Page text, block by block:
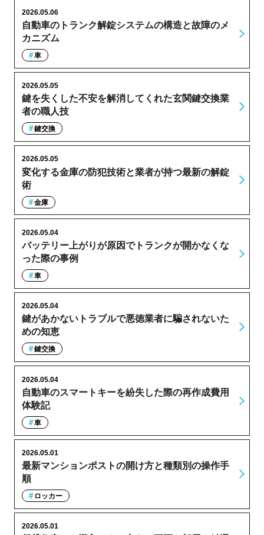
自動車のトランク解錠システムの構造と故障のメ
カニズム
2026.05.06
車
鍵を失くした不安を解消してくれた玄関鍵交換業
者の職人技
2026.05.05
鍵交換
変化する金庫の防犯技術と業者が持つ最新の解錠
術
2026.05.05
金庫
バッテリー上がりが原因でトランクが開かなくな
った際の事例
2026.05.04
車
鍵があかないトラブルで悪徳業者に騙されないた
めの知恵
2026.05.04
鍵交換
自動車のスマートキーを紛失した際の再作成費用
体験記
2026.05.04
車
最新マンションポストの開け方と種類別の操作手
順
2026.05.01
ロッカー
2026.05.01